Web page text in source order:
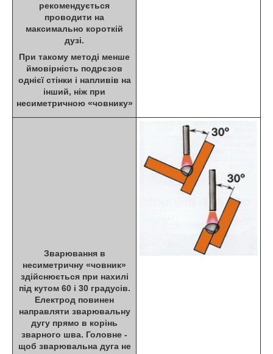
рекомендується
проводити на
максимально короткій
дузі.
При такому методі менше
ймовірність подрєзов
однієї стінки і напливів на
інший, ніж при
несиметричною «човнику»
Зварювання в
несиметричну «човник»
здійснюється при нахилі
під кутом 60 і 30 градусів.
Електрод повинен
направляти зварювальну
дугу прямо в корінь
зварного шва. Головне -
щоб зварювальна дуга не